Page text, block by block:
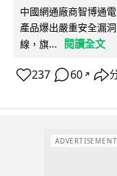
中國網通廠商智博通
產品爆出嚴重安全漏
線，旗...
閱讀全文
237 60 ↗
ADVERTISEMENT